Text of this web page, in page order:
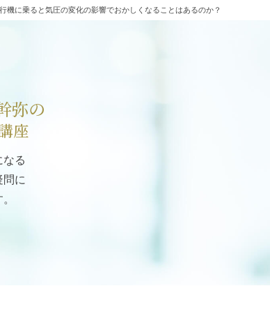
に乗ると気圧の変化の影響でおかしくなることはあるのか？
弥の
座
なる
問に